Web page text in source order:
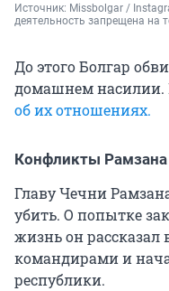
Источник: Missbolgar /
деятельность запрещена на
До этого Болгар
домашнем
об их отношениях.
Конфликты
Главу Чечни
убить. О попытке
жизнь он рассказал
командирами и
республики.